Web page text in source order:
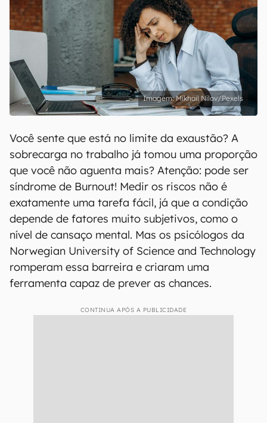
Mikhail Nilov/Pexels
Você sente que está no limite da exaustão? A
sobrecarga no trabalho já tomou uma proporção
que você não aguenta mais? Atenção: pode ser
síndrome de Burnout! Medir os riscos não é
exatamente uma tarefa fácil, já que a condição
depende de fatores muito subjetivos, como o
nível de cansaço mental. Mas os psicólogos da
Norwegian University of Science and Technology
romperam essa barreira e criaram uma
ferramenta capaz de prever as chances.
CONTINUA APÓS A PUBLICIDADE